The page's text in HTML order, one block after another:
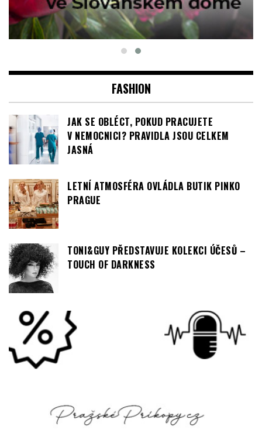
FASHION
JAK SE OBLÉCT, POKUD PRACUJETE
V NEMOCNICI? PRAVIDLA JSOU CELKEM
JASNÁ
LETNÍ ATMOSFÉRA OVLÁDLA BUTIK PINKO
PRAGUE
TOUCH OF DARKNESS